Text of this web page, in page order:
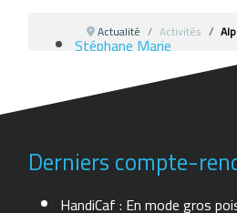
Stéphane Marie
Jean François Paul
Geoffroy Soubercaze
Actualité Activités
Derniers compte-
HandiCaf : En mode gros